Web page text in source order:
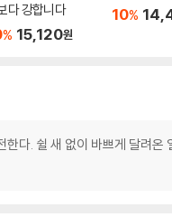
다 강합니다
% 15,120원
10%
다. 쉴 새 없이 바쁘게 달려온